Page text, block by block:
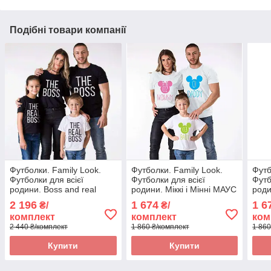
Подібні товари компанії
Футболки. Family Look.
Футболки для всієї
родини. Boss and real
2 196 ₴/
комплект
2 440 ₴/комплект
Купити
Футболки. Family Look.
Футболки для всієї
родини. Міккі і Мінні МАУС
1 674₴/
комплект
1 860 ₴/комплект
Купити
1
1